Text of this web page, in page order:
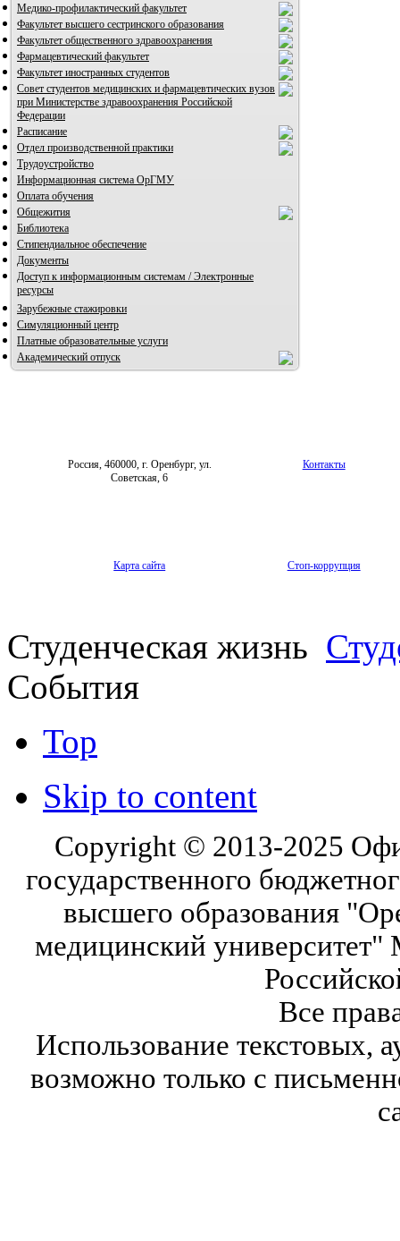
Медико-профилактический факультет
Факультет высшего сестринского образования
Факультет общественного здравоохранения
Фармацевтический факультет
Факультет иностранных студентов
Совет студентов медицинских и фармацевтических вузов
при Министерстве здравоохранения Российской
Федерации
Расписание
Отдел производственной практики
Трудоустройство
Информационная система ОрГМУ
Оплата обучения
Общежития
Библиотека
Стипендиальное обеспечение
Документы
Доступ к информационным системам / Электронные
ресурсы
Зарубежные стажировки
Симуляционный центр
Платные образовательные услуги
Академический отпуск
Россия, 460000, г. Оренбург, ул.
Советская, 6
Контакты
Карта сайта Стоп-коррупция
Студенческая жизнь
События
Top
Skip to content
Copyright © 2013-2025
государственного
высшего образования
медицинский университет"
Все
Использование текстовых,
возможно только с